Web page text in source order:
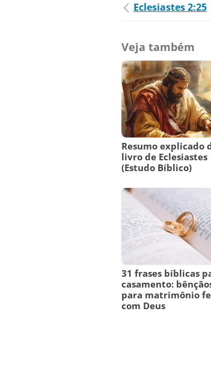
Eclesiastes 2:25
Veja também
Resumo explicado
livro de Eclesiastes
(Estudo Bíblico)
31 frases bíblicas
casamento:
para matrimônio
com Deus